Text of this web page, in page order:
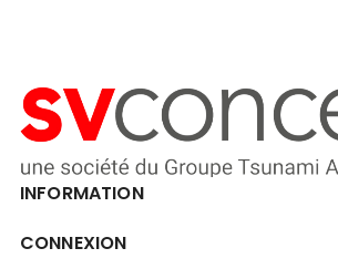
INFORMATION
CONNEXION